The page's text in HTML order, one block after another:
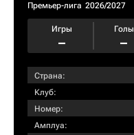
Премьер-лига 2026/2027
Игры
–
Голы
–
Страна:
Клуб:
Номер:
Амплуа: